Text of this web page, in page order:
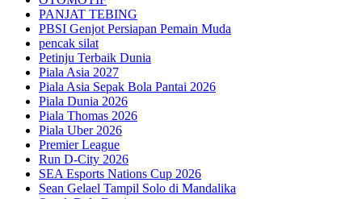
PANJAT TEBING
PBSI Genjot Persiapan Pemain Muda
pencak silat
Petinju Terbaik Dunia
Piala Asia 2027
Piala Asia Sepak Bola Pantai 2026
Piala Dunia 2026
Piala Thomas 2026
Piala Uber 2026
Premier League
Run D-City 2026
SEA Esports Nations Cup 2026
Sean Gelael Tampil Solo di Mandalika